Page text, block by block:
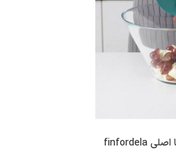
تخته برش تاشو ۲عددی ایکیا اصلی finfordela